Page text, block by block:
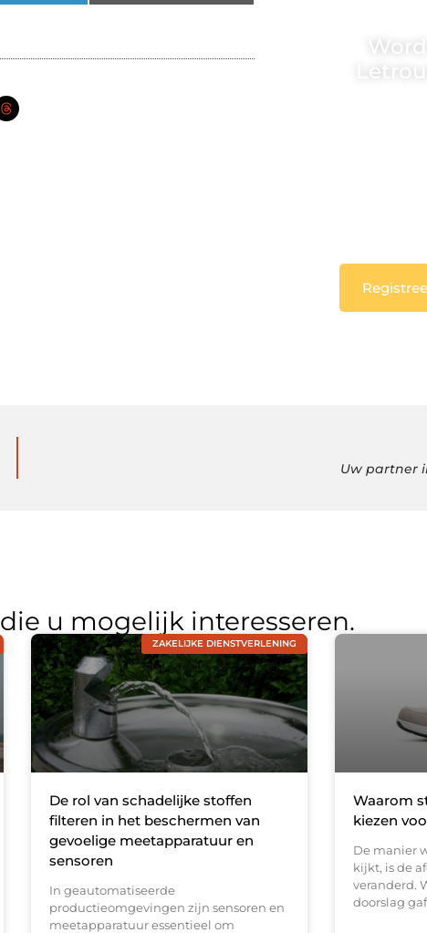
Uw partner
die u mogelijk interesseren.
ZAKELIJKE DIENSTVERLENING
De rol van schadelijke stoffen
filteren in het beschermen van
gevoelige meetapparatuur en
sensoren
In geautomatiseerde
productieomgevingen zijn sensoren en
meetapparatuur essentieel om
Waarom
kiezen
De manier
kijkt, is de
veranderd.
doorslag